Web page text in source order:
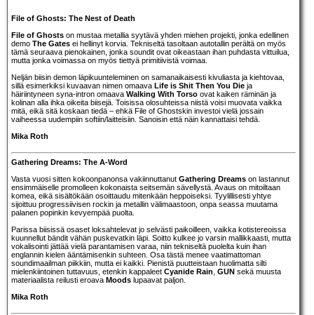
File of Ghosts: The Nest of Death
File of Ghosts on mustaa metallia syytävä yhden miehen projekti, jonka edellinen
demo The Gates ei hellinyt korvia. Tekniseltä tasoltaan autotallin perältä on myös
tämä seuraava pienokainen, jonka soundit ovat oikeastaan ihan puhdasta vittuilua,
mutta jonka voimassa on myös tiettyä primitiivistä voimaa.
Neljän biisin demon läpikuunteleminen on samanaikaisesti kivuliasta ja kiehtovaa,
sillä esimerkiksi kuvaavan nimen omaava Life is Shit Then You Die ja
häiriintyneen syna-intron omaava Walking With Torso ovat kaiken räminän ja
kolinan alla ihka oikeita biisejä. Toisissa olosuhteissa niistä voisi muovata vaikka
mitä, eikä sitä koskaan tiedä – ehkä File of Ghostskin investoi vielä jossain
vaiheessa uudempiin softiin/laitteisiin. Sanoisin että näin kannattaisi tehdä.
Mika Roth
Gathering Dreams: The A-Word
Vasta vuosi sitten kokoonpanonsa vakiinnuttanut Gathering Dreams on lastannut
ensimmäiselle promolleen kokonaista seitsemän sävellystä. Avaus on mitoiltaan
komea, eikä sisältökään osoittaudu mitenkään heppoiseksi. Tyylillisesti yhtye
sijoittuu progressiivisen rockin ja metallin välimaastoon, onpa seassa muutama
palanen popinkin kevyempää puolta.
Parissa biisissä osaset loksahtelevat jo selvästi paikoilleen, vaikka kotistereoissa
kuunnellut bändit vähän puskevatkin läpi. Soitto kulkee jo varsin mallikkaasti, mutta
vokalisointi jättää vielä parantamisen varaa, niin tekniseltä puolelta kuin ihan
englannin kielen ääntämisenkin suhteen. Osa tästä menee vaatimattoman
soundimaailman piikkiin, mutta ei kaikki. Pienistä puutteistaan huolimatta silti
mielenkiintoinen tuttavuus, etenkin kappaleet Cyanide Rain GUN sekä muusta
materiaalista reilusti eroava Moods lupaavat paljon.
Mika Roth